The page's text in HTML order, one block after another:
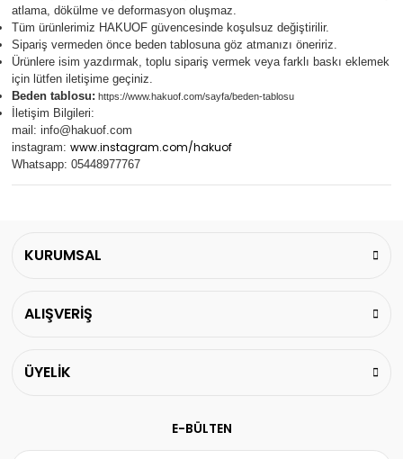
atlama, dökülme ve deformasyon oluşmaz.
Tüm ürünlerimiz HAKUOF güvencesinde koşulsuz değiştirilir.
Sipariş vermeden önce beden tablosuna göz atmanızı öneririz.
Ürünlere isim yazdırmak, toplu sipariş vermek veya farklı baskı eklemek
için lütfen iletişime geçiniz.
Beden tablosu: https://www.hakuof.com/sayfa/beden-tablosu
İletişim Bilgileri:
mail: info@hakuof.com
instagram: www.instagram.com/hakuof
Whatsapp: 05448977767
KURUMSAL
ALIŞVERİŞ
ÜYELİK
E-BÜLTEN